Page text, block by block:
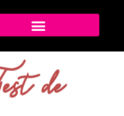
de